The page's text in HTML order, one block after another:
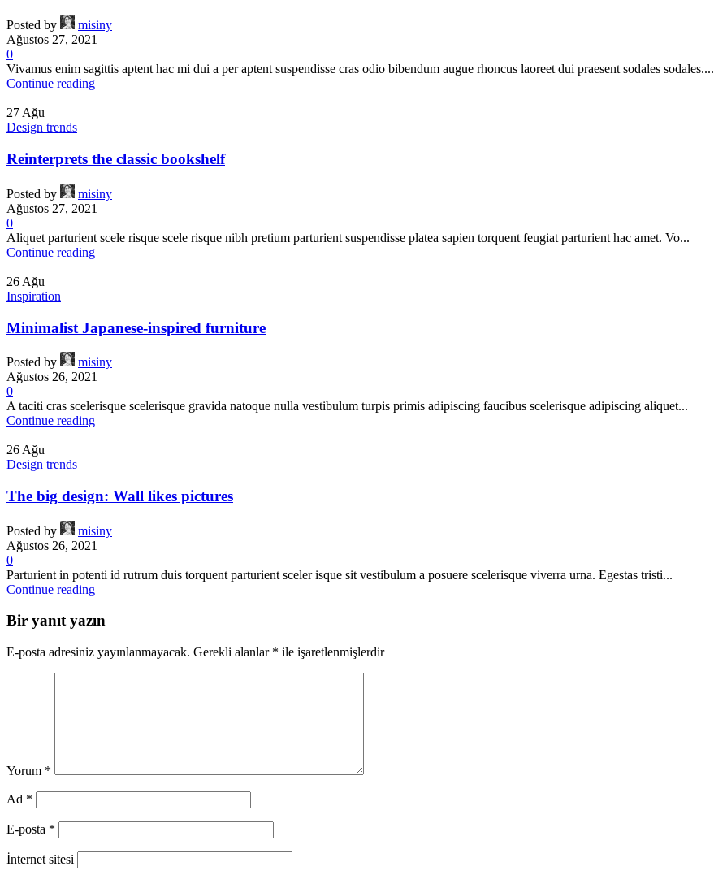
Posted by
misiny
Ağustos 27, 2021
0
Vivamus enim sagittis aptent hac mi dui a per aptent suspendisse cras odio bibendum augue rhoncus laoreet dui praesent sodales sodales....
Continue reading
27 Ağu
Design trends
Reinterprets the classic bookshelf
Posted by
misiny
Ağustos 27, 2021
0
Aliquet parturient scele risque scele risque nibh pretium parturient suspendisse platea sapien torquent feugiat parturient hac amet. Vo...
Continue reading
26 Ağu
Inspiration
Minimalist Japanese-inspired furniture
Posted by
misiny
Ağustos 26, 2021
0
A taciti cras scelerisque scelerisque gravida natoque nulla vestibulum turpis primis adipiscing faucibus scelerisque adipiscing aliquet...
Continue reading
26 Ağu
Design trends
The big design: Wall likes pictures
Posted by
misiny
Ağustos 26, 2021
0
Parturient in potenti id rutrum duis torquent parturient sceler isque sit vestibulum a posuere scelerisque viverra urna. Egestas tristi...
Continue reading
Bir yanıt yazın
E-posta adresiniz yayınlanmayacak. Gerekli alanlar * ile işaretlenmişlerdir
Yorum *
Ad *
E-posta *
İnternet sitesi